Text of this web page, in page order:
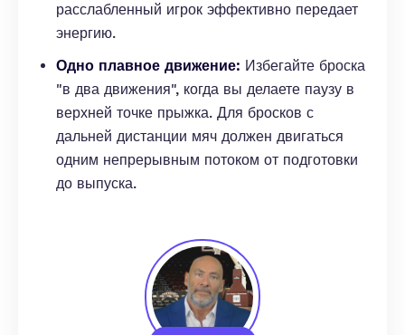
расслабленный игрок эффективно передает
энергию.
Одно плавное движение: Избегайте броска
"в два движения", когда вы делаете паузу в
верхней точке прыжка. Для бросков с
дальней дистанции мяч должен двигаться
одним непрерывным потоком от подготовки
до выпуска.